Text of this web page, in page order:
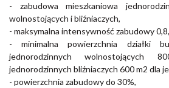
- zabudowa mieszkaniowa
wolnostojących i bliźniaczych,
- maksymalna intensywność zabudowy 0,8,
- minimalna powierzchnia działki
jednorodzinnych
jednorodzinnych bliźniaczych 600 m2 dla
- powierzchnia zabudowy do 30%,